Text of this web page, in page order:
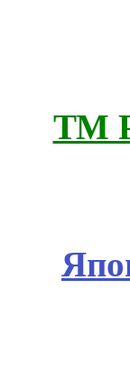
ТМ